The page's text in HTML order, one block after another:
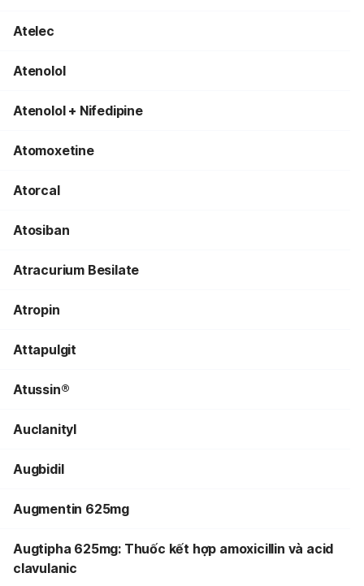
Atelec
Atenolol
Atenolol + Nifedipine
Atomoxetine
Atorcal
Atosiban
Atracurium Besilate
Atropin
Attapulgit
Atussin®
Auclanityl
Augbidil
Augmentin 625mg
Augtipha 625mg: Thuốc kết hợp amoxicillin và acid
clavulanic